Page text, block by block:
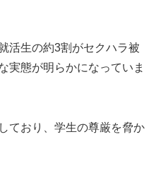
活生の約3割がセクハラ被
実態が明らかになっていま
ており、学生の尊厳を脅か